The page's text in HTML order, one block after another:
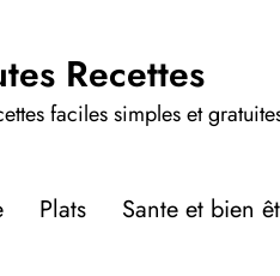
Recettes
faciles simples et
Plats Sante et bien